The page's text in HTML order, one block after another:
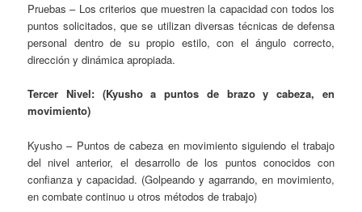
Pruebas – Los criterios que muestren la capacidad con todos los
puntos solicitados, que se utilizan diversas técnicas de defensa
personal dentro de su propio estilo, con el ángulo correcto,
dirección y dinámica apropiada.
Tercer Nivel: (Kyusho a puntos de brazo y cabeza, en
movimiento)
Kyusho – Puntos de cabeza en movimiento siguiendo el trabajo
del nivel anterior, el desarrollo de los puntos conocidos con
confianza y capacidad. (Golpeando y agarrando, en movimiento,
en combate continuo u otros métodos de trabajo)